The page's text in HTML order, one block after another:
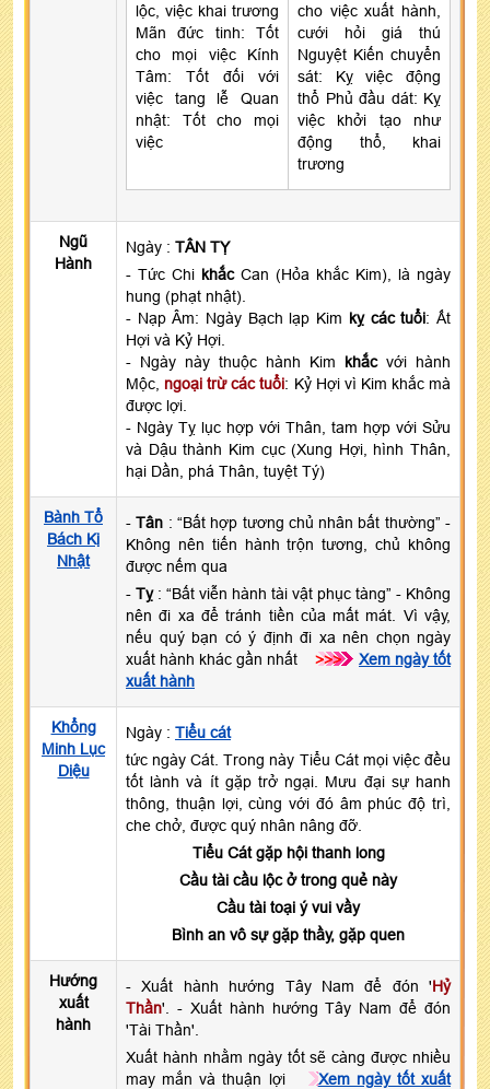
lộc, việc khai trương
Mãn đức tinh: Tốt
cho mọi việc Kính
Tâm: Tốt đối với
việc tang lễ Quan
nhật: Tốt cho mọi
việc
cho việc xuất hành,
cưới hỏi giá thú
Nguyệt Kiến chuyển
sát: Kỵ việc động
thổ Phủ đầu dát: Kỵ
việc khởi tạo như
động thổ, khai
trương
Ngũ
Hành
Ngày : TÂN TỴ
- Tức Chi khắcCan (Hỏa khắc Kim), là ngày
hung (phạt nhật).
- Nạp Âm: Ngày Bạch lạp Kim kỵ các tuổi: Ất
Hợi và Kỷ Hợi.
- Ngày này thuộc hành Kim khắcvới hành
Mộc, ngoại trừ các tuổi: Kỷ Hợi vì Kim khắc mà
được lợi.
- Ngày Tỵ lục hợp với Thân, tam hợp với Sửu
và Dậu thành Kim cục (Xung Hợi, hình Thân,
hại Dần, phá Thân, tuyệt Tý)
Bành Tổ
Bách Kị
Nhật
-Tân : “Bất hợp tương chủ nhân bất thường” -
Không nên tiến hành trộn tương, chủ không
được nếm qua
- Tỵ: “Bất viễn hành tài vật phục tàng” - Không
nên đi xa để tránh tiền của mất mát. Vì vậy,
nếu quý bạn có ý định đi xa nên chọn ngày
xuất hành khác gần nhất
>>>
Xem ngày tốt
xuất hành
Khổng
Minh Lục
Diệu
Ngày : Tiểu cát
tức ngày Cát. Trong này Tiểu Cát mọi việc đều
tốt lành và ít gặp trở ngại. Mưu đại sự hanh
thông, thuận lợi, cùng với đó âm phúc độ trì,
che chở, được quý nhân nâng đỡ.
Tiểu Cát gặp hội thanh long
Cầu tài cầu lộc ở trong quẻ này
Cầu tài toại ý vui vầy
Bình an vô sự gặp thầy, gặp quen
Hướng
xuất
hành
- Xuất hành hướng Tây Nam để đón 'Hỷ
Thần'. - Xuất hành hướng Tây Nam để đón
'Tài Thần'.
Xuất hành nhằm ngày tốt sẽ càng được nhiều
may mắn và thuận lợi
Xem ngày tốt xuất